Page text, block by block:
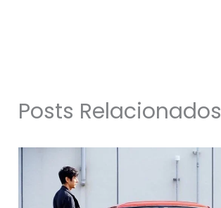
Posts Relacionados